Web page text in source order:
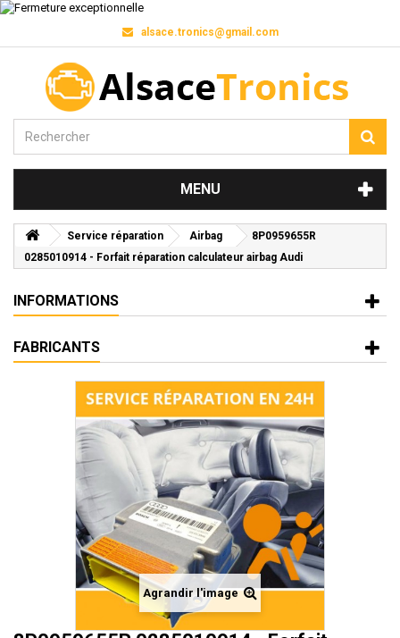
alsace.tronics@gmail.com
MENU
Service réparation Airbag
8P0959655R
0285010914 - Forfait réparation calculateur airbag Audi
INFORMATIONS
FABRICANTS
Agrandir l'image